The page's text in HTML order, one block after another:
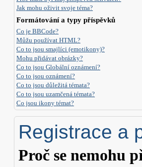
Jak mohu oživit svoje téma?
Formátování a typy příspěvků
Co je BBCode?
Můžu používat HTML?
Co to jsou smajlíci (emotikony)?
Mohu přidávat obrázky?
Co to jsou Globální oznámení?
Co to jsou oznámení?
Co to jsou důležitá témata?
Co to jsou uzamčená témata?
Co jsou ikony témat?
Registrace a
Proč se nemohu